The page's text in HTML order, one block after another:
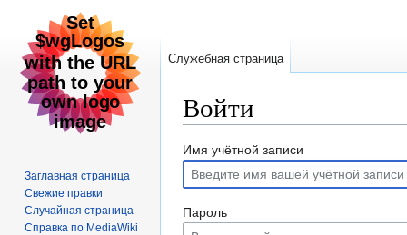
Войти
Перейти
навигации
Перейти
поиску
Имя учётной записи
Пароль
Служебная страница
Заглавная страница
Свежие правки
Случайная страница
Справка по MediaWiki